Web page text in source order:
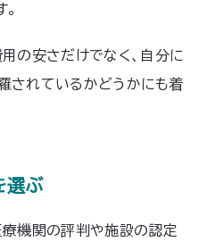
の安さだけでなく、自分に
されているかどうかにも着
選ぶ
療機関の評判や施設の認定